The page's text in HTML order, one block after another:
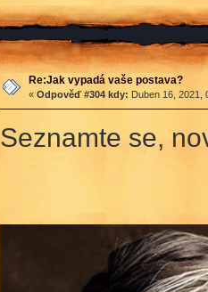
Re:Jak vypadá vaše postava?
« Odpověď #304 kdy: Duben 16, 2021,
Seznamte se,